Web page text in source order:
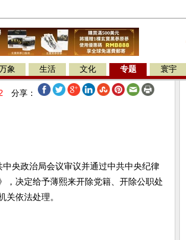
象 生活 文化 专题 寰宇
分享：
中央政治局会议审议并通过中共中央纪律
，决定给予薄熙来开除党籍、开除公职处
关依法处理。